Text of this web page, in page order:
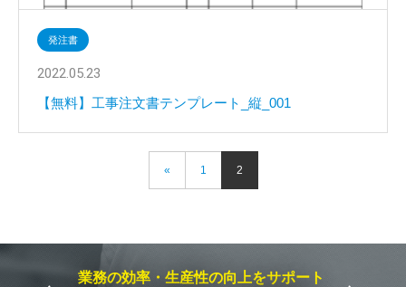
発注書
2022.05.23
【無料】工事注文書テンプレート_縦_001
« 1 2
業務の効率・生産性の向上をサポート